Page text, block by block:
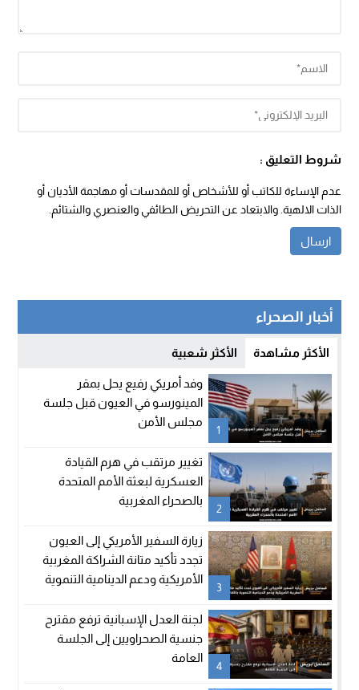
شروط التعليق :
عدم الإساءة للكاتب أو للأشخاص أو للمقدسات أو مهاجمة الأديان أو
الذات الالهية. والابتعاد عن التحريض الطائفي والعنصري والشتائم.
أخبار الصحراء
الأكثر مشاهدة الأكثر شعبية
1
وفد أمريكي رفيع يحل بمقر
المينورسو في العيون قبل جلسة
مجلس الأمن
2
تغيير مرتقب في هرم القيادة
العسكرية لبعثة الأمم المتحدة
بالصحراء المغربية
3
زيارة السفير الأمريكي إلى العيون
تجدد تأكيد متانة الشراكة المغربية
الأمريكية ودعم الدينامية التنموية
4
لجنة العدل الإسبانية ترفع مقترح
جنسية الصحراويين إلى الجلسة
العامة